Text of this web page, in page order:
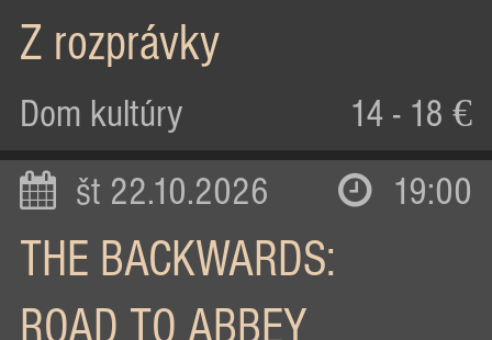
Z rozprávky
Dom kultúry 14 - 18 €
št 22.10.2026 19:00
THE BACKWARDS:
ROAD TO ABBEY